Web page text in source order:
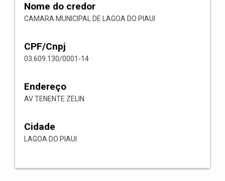
Nome do credor
CAMARA MUNICIPAL DE LAGOA DO PIAUI
CPF/Cnpj
03.609.130/0001-14
Endereço
AV TENENTE ZELIN
Cidade
LAGOA DO PIAUI